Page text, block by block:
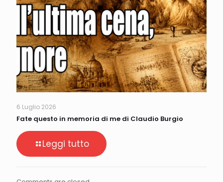
6 Luglio 2026
Fate questo in memoria di me di Claudio Burgio
Leggi tutto